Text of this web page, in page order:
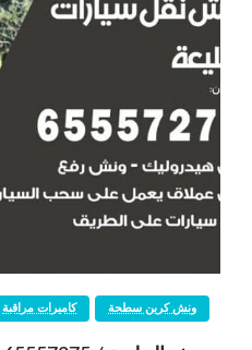
كاميرات مراقبة ونش كرين سطحة